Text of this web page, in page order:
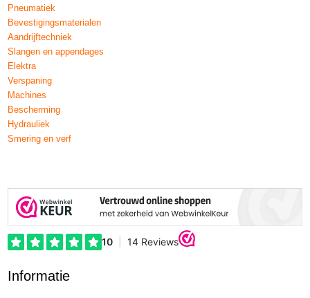
Pneumatiek
Bevestigingsmaterialen
Aandrijftechniek
Slangen en appendages
Elektra
Verspaning
Machines
Bescherming
Hydrauliek
Smering en verf
Informatie